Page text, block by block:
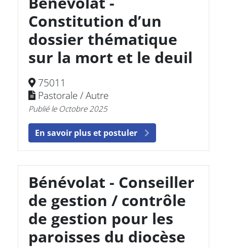
Constitution d’un
dossier thématique
sur la mort et le deuil
75011
Pastorale / Autre
Publié le Octobre 2025
En savoir plus et postuler
Bénévolat - Conseiller
de gestion / contrôle
de gestion pour les
paroisses du diocèse